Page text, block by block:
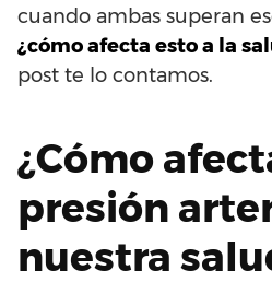
cuando ambas superan
¿cómo afecta esto a la
post te lo contamos.
¿Cómo
presión
nuestra